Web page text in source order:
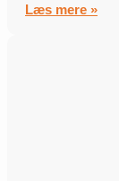
Læs mere »